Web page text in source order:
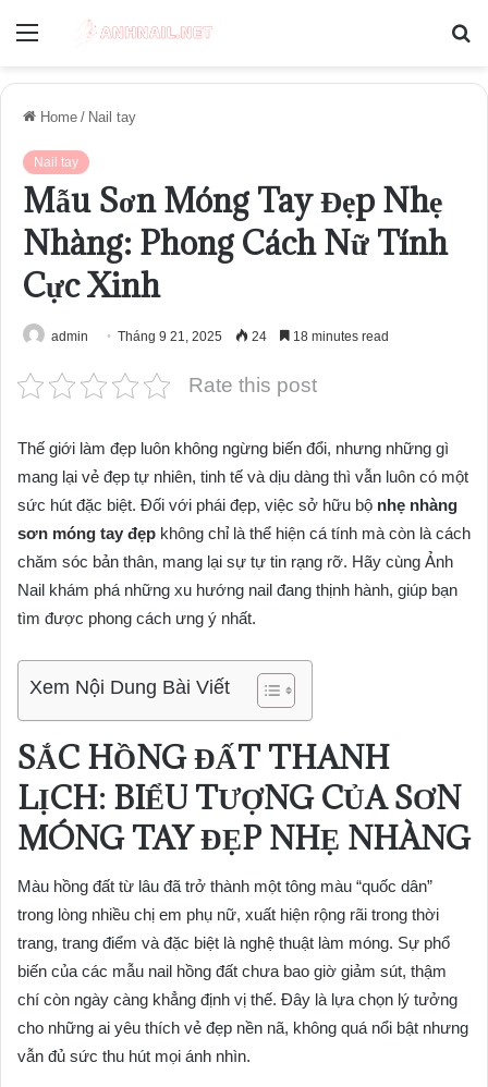
Menu
Home / Nail tay
Nail tay
Mẫu Sơn Móng Tay Đẹp Nhẹ
Nhàng: Phong Cách Nữ Tính
Cực Xinh
admin Tháng 9 21, 2025 24 18 minutes read
Rate this post
Thế giới làm đẹp luôn không ngừng biến đổi, nhưng những gì
mang lại vẻ đẹp tự nhiên, tinh tế và dịu dàng thì vẫn luôn có một
sức hút đặc biệt. Đối với phái đẹp, việc sở hữu bộ nhẹ nhàng
sơn móng tay đẹp không chỉ là thể hiện cá tính mà còn là cách
chăm sóc bản thân, mang lại sự tự tin rạng rỡ. Hãy cùng Ảnh
Nail khám phá những xu hướng nail đang thịnh hành, giúp bạn
tìm được phong cách ưng ý nhất.
Xem Nội Dung Bài Viết
SẮC HỒNG ĐẤT THANH
LỊCH: BIỂU TƯỢNG CỦA SƠN
MÓNG TAY ĐẸP NHẸ NHÀNG
Màu hồng đất từ lâu đã trở thành một tông màu “quốc dân”
trong lòng nhiều chị em phụ nữ, xuất hiện rộng rãi trong thời
trang, trang điểm và đặc biệt là nghệ thuật làm móng. Sự phổ
biến của các mẫu nail hồng đất chưa bao giờ giảm sút, thậm
chí còn ngày càng khẳng định vị thế. Đây là lựa chọn lý tưởng
cho những ai yêu thích vẻ đẹp nền nã, không quá nổi bật nhưng
vẫn đủ sức thu hút mọi ánh nhìn.